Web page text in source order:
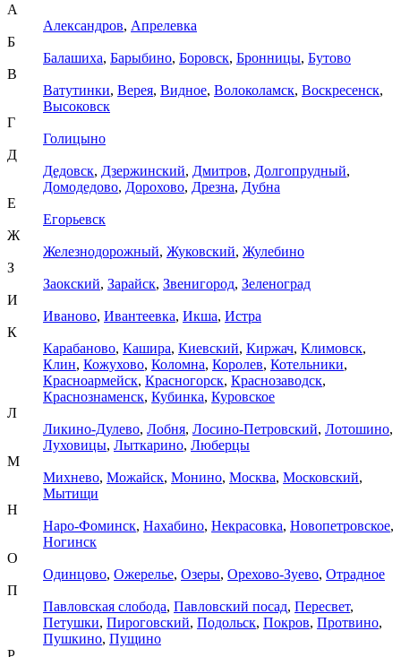
А
Александров, Апрелевка
Б
Балашиха, Барыбино, Боровск, Бронницы, Бутово
В
Ватутинки, Верея, Видное, Волоколамск, Воскресенск,
Высоковск
Г
Голицыно
Д
Дедовск, Дзержинский, Дмитров, Долгопрудный,
Домодедово, Дорохово, Дрезна, Дубна
Е
Егорьевск
Ж
Железнодорожный, Жуковский, Жулебино
З
Заокский, Зарайск, Звенигород, Зеленоград
И
Иваново, Ивантеевка, Икша, Истра
К
Карабаново, Кашира, Киевский, Киржач, Климовск,
Клин, Кожухово, Коломна, Королев, Котельники,
Красноармейск, Красногорск, Краснозаводск,
Краснознаменск, Кубинка, Куровское
Л
Ликино-Дулево, Лобня, Лосино-Петровский, Лотошино,
Луховицы, Лыткарино, Люберцы
М
Михнево, Можайск, Монино, Москва, Московский,
Мытищи
Н
Наро-Фоминск, Нахабино, Некрасовка, Новопетровское,
Ногинск
О
Одинцово, Ожерелье, Озеры, Орехово-Зуево, Отрадное
П
Павловская слобода, Павловский посад, Пересвет,
Петушки, Пироговский, Подольск, Покров, Протвино,
Пушкино, Пущино